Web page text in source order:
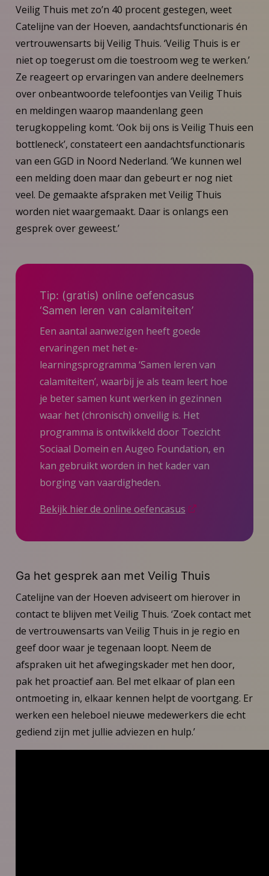
Veilig Thuis met zo’n 40 procent gestegen, weet
Catelijne van der Hoeven, aandachtsfunctionaris én
vertrouwensarts bij Veilig Thuis. ‘Veilig Thuis is er
niet op toegerust om die toestroom weg te werken.’
Ze reageert op ervaringen van andere deelnemers
over onbeantwoorde telefoontjes van Veilig Thuis
en meldingen waarop maandenlang geen
terugkoppeling komt. ‘Ook bij ons is Veilig Thuis een
bottleneck’, constateert een aandachtsfunctionaris
van een GGD in Noord Nederland. ‘We kunnen wel
een melding doen maar dan gebeurt er nog niet
veel. De gemaakte afspraken met Veilig Thuis
worden niet waargemaakt. Daar is onlangs een
gesprek over geweest.’
Tip: (gratis) online oefencasus
‘Samen leren van calamiteiten’
Een aantal aanwezigen heeft goede
ervaringen met het e-
learningsprogramma ‘Samen leren van
calamiteiten’, waarbij je als team leert hoe
je beter samen kunt werken in gezinnen
waar het (chronisch) onveilig is. Het
programma is ontwikkeld door Toezicht
Sociaal Domein en Augeo Foundation, en
kan gebruikt worden in het kader van
borging van vaardigheden.
Bekijk hier de online oefencasus
Ga het gesprek aan met Veilig Thuis
Catelijne van der Hoeven adviseert om hierover in
contact te blijven met Veilig Thuis. ‘Zoek contact met
de vertrouwensarts van Veilig Thuis in je regio en
geef door waar je tegenaan loopt. Neem de
afspraken uit het afwegingskader met hen door,
pak het proactief aan. Bel met elkaar of plan een
ontmoeting in, elkaar kennen helpt de voortgang. Er
werken een heleboel nieuwe medewerkers die echt
gediend zijn met jullie adviezen en hulp.’